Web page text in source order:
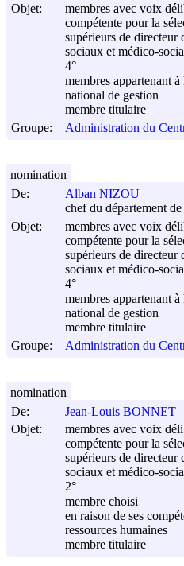
Objet:
membres avec voix
compétente pour la
supérieurs de directeur
sociaux et médico-
4°
membres appartenant
national de gestion
membre titulaire
Groupe:
Administration du
De:
Alban NIZOU
chef du département
Objet:
membres avec voix
compétente pour la
supérieurs de directeur
sociaux et médico-
4°
membres appartenant
national de gestion
membre titulaire
Groupe:
Administration du
nomination
De:
Jean-Louis BONNET
Objet:
membres avec voix
compétente pour la
supérieurs de directeur
sociaux et médico-
2°
membre choisi
en raison de ses
ressources humaines
membre titulaire
nomination